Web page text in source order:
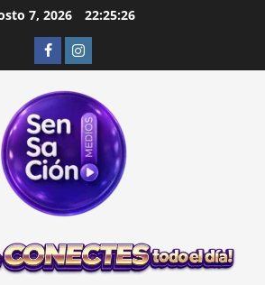
7, 2026 22:25:27
FacebookInstagram